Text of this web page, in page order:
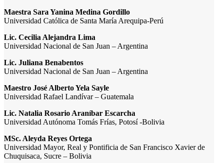
Maestra Sara Yanina Medina Gordillo
Universidad Católica de Santa María Arequipa-Perú
Lic. Cecilia Alejandra Lima
Universidad Nacional de San Juan – Argentina
Lic. Juliana Benabentos
Universidad Nacional de San Juan – Argentina
Maestro José Alberto Yela Sayle
Universidad Rafael Landívar – Guatemala
Lic. Natalia Rosario Araníbar Escarcha
Universidad Autónoma Tomás Frías, Potosí -Bolivia
MSc. Aleyda Reyes Ortega
Universidad Mayor, Real y Pontificia de San Francisco Xavier de
Chuquisaca, Sucre – Bolivia